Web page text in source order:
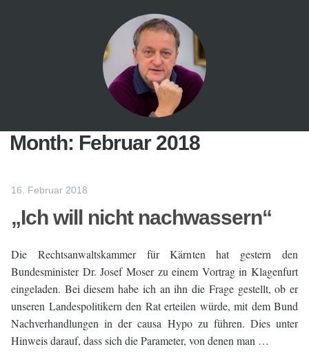
Month: Februar 2018
16. Februar 2018
„Ich will nicht nachwassern“
Die Rechtsanwaltskammer für Kärnten hat gestern den
Bundesminister Dr. Josef Moser zu einem Vortrag in Klagenfurt
eingeladen. Bei diesem habe ich an ihn die Frage gestellt, ob er
unseren Landespolitikern den Rat erteilen würde, mit dem Bund
Nachverhand­lungen in der causa Hypo zu führen. Dies unter
Hinweis darauf, dass sich die Parameter, von denen man …